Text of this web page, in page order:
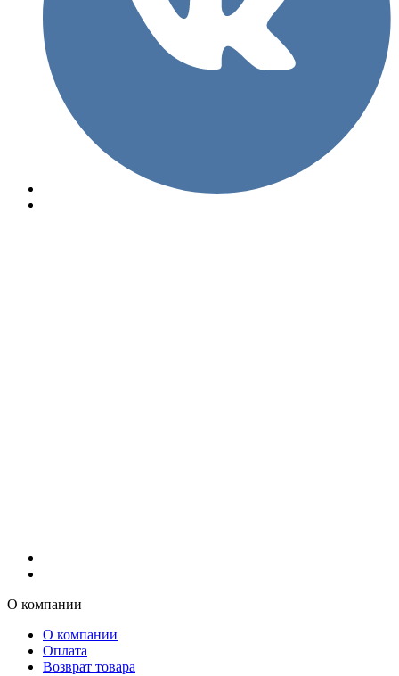
О компании
О компании
Оплата
Возврат товара